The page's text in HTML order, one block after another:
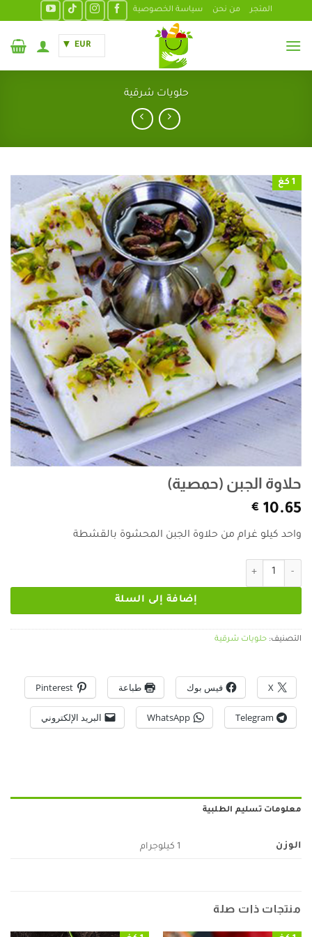
المتجر من نحن سياسة الخصوصية
EUR
حلويات شرقية
1 كغ
حلاوة الجبن (حمصية)
10.65
€
واحد كيلو غرام من حلاوة الجبن المحشوة بالقشطة
كمية حلاوة الجبن (حمصية)
إضافة إلى السلة
التصنيف: حلويات شرقية
X فيس بوك طباعة Pinterest
Telegram
WhatsApp البريد الإلكتروني
معلومات تسليم الطلبية
الوزن 1 كيلوجرام
منتجات ذات صلة